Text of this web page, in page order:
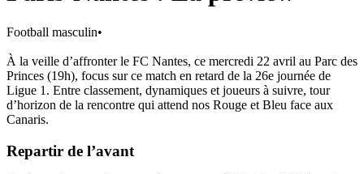
Football masculin•
À la veille d’affronter le FC Nantes, ce mercredi 22 avril au Parc des
Princes (19h), focus sur ce match en retard de la 26e journée de
Ligue 1. Entre classement, dynamiques et joueurs à suivre, tour
d’horizon de la rencontre qui attend nos Rouge et Bleu face aux
Canaris.
Repartir de l’avant